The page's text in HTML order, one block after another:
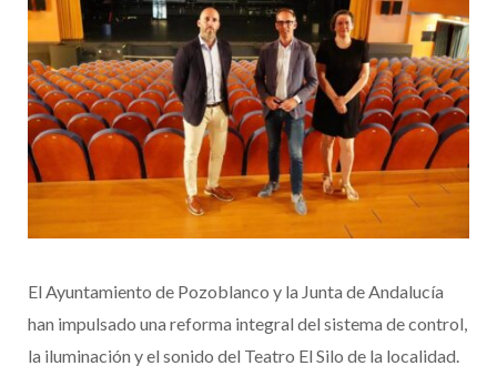
El Ayuntamiento de Pozoblanco y la Junta de Andalucía
han impulsado una reforma integral del sistema de control,
la iluminación y el sonido del Teatro El Silo de la localidad.